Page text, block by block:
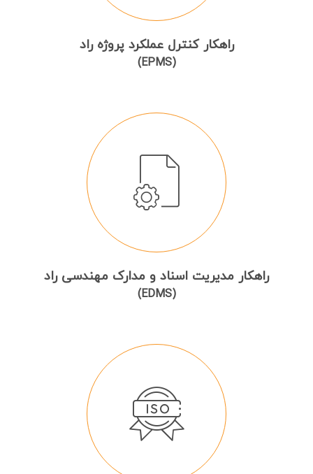
راهکار کنترل عملکرد پروژه راد
(EPMS)
راهکار مدیریت اسناد و مدارک مهندسی راد
(EDMS)